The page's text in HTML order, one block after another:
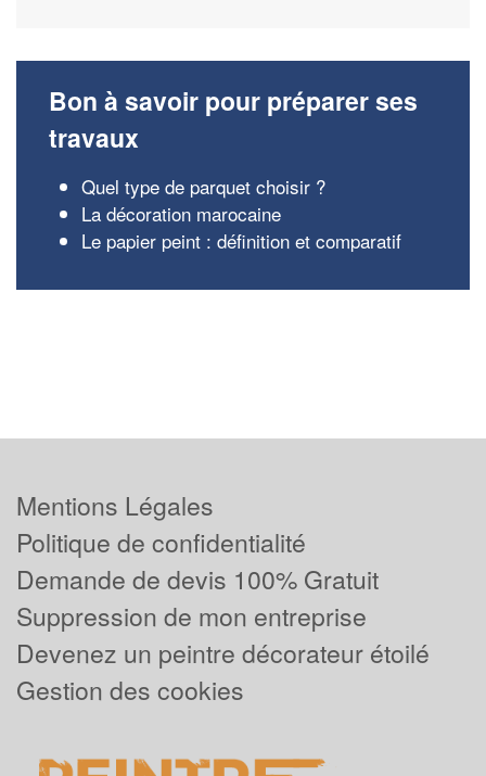
Bon à savoir pour préparer ses
travaux
Quel type de parquet choisir ?
La décoration marocaine
Le papier peint : définition et comparatif
Mentions Légales
Politique de confidentialité
Demande de devis 100% Gratuit
Suppression de mon entreprise
Devenez un peintre décorateur étoilé
Gestion des cookies